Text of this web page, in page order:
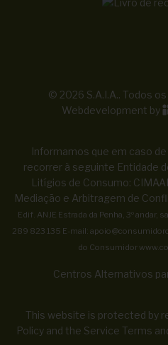
© 2026 S.A.I.A.. Todos
Webdevelopment by
Informamos que em caso
recorrer à seguinte Entidade
Litígios de Consumo:
Mediação e Arbitragem de
Edif. ANJE Estrada da Penha, 3º andar,
289 823 135 E-mail:
do Consumidor
Centros Alternativos
This website is protected by
Policy and the Service Terms